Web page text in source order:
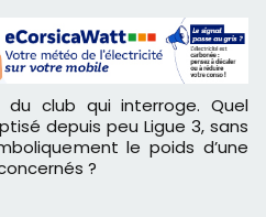
depuis peu Ligue 3, sans
le poids d’une
?